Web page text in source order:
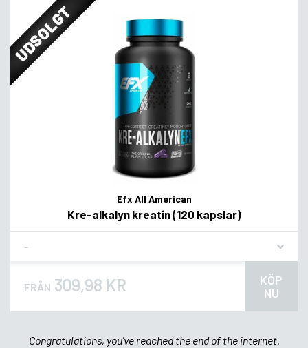
UDSOLGT
Efx All American
Kre-alkalyn kreatin (120 kapslar)
FRÅN 309,98 KR
KÖP
NU
Congratulations, you've reached the end of the internet.